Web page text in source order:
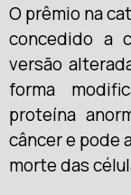
O prêmio na
concedido a
versão
forma
proteína
câncer e pode
morte das